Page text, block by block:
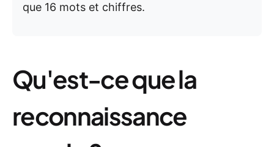
que 16 mots et chiffres.
Qu'est-ce que la
reconnaissance